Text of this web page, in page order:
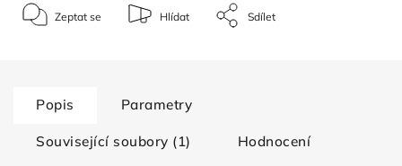
Zeptat se Hlídat Sdílet
Popis Parametry
Související soubory (1) Hodnocení